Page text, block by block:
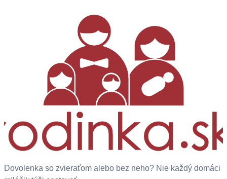
Dovolenka so zvieraťom alebo bez neho? Nie každý domáci